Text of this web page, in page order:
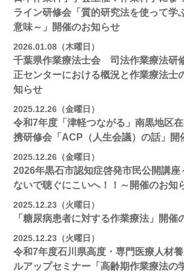
ライン研修会「質的研究法を使って学
意味～」開催のお知らせ
2026.01.08（木曜日）
千葉県作業療法士会 司法作業療法研
正センターにおける概況と作業療法士
知らせ
2025.12.26（金曜日）
令和7年度「津軽つながる」南黒地区
携研修会「ACP（人生会議）の話」開
2025.12.26（金曜日）
2026年黒石市認知症啓発市民公開講座
ないで聴ぐにこいへ！！～開催のお知
2025.12.23（火曜日）
「糖尿病患者に対する作業療法」開催
2025.12.23（火曜日）
令和7年度石川県高度・専門医療人材
ルアップセミナー「高齢期作業療法の